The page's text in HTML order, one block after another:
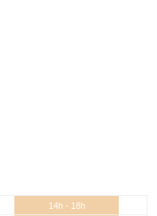
14h - 18h